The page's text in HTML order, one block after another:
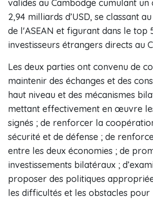
valides au Cambodge cumulant
2,94 milliards d’USD, se classant
de l'ASEAN et figurant dans le top
investisseurs étrangers directs au
Les deux parties ont convenu de
maintenir des échanges et des
haut niveau et des mécanismes
mettant effectivement en œuvre
signés ; de renforcer la
sécurité et de défense ; de
entre les deux économies ; de
investissements bilatéraux ;
proposer des politiques
les difficultés et les obstacles pour